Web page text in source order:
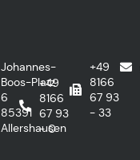
Johannes-
Boos-Platz
6
85391
Allershausen
+49
8166
67 93
- 0
+49
8166
67 93
- 33